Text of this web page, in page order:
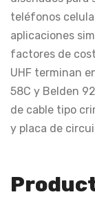
teléfonos
aplicaciones
factores de
UHF terminan
58C y Belden
de cable tipo
y placa de